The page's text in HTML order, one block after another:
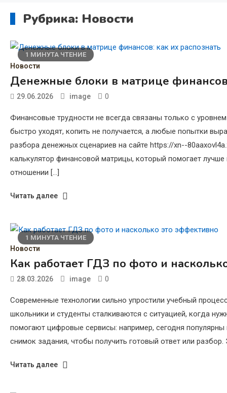
Рубрика: Новости
1 МИНУТА ЧТЕНИЕ
Новости
Денежные блоки в матрице
29.06.2026 image 0
Финансовые трудности не всегда связаны только с
быстро уходят, копить не получается, а любые попытки
разбора денежных сценариев на сайте https://xn--
калькулятор финансовой матрицы, который помогает
отношении […]
Читать далее
1 МИНУТА ЧТЕНИЕ
Новости
Как работает ГДЗ по фото и
28.03.2026 image 0
Современные технологии сильно упростили учебный
школьники и студенты сталкиваются с ситуацией, когда
помогают цифровые сервисы: например, сегодня
снимок задания, чтобы получить готовый ответ или разбор.
Читать далее